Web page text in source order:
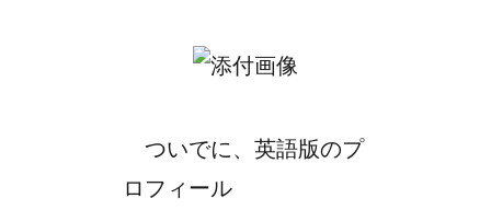
ついでに、英語版のプ
ロフィール